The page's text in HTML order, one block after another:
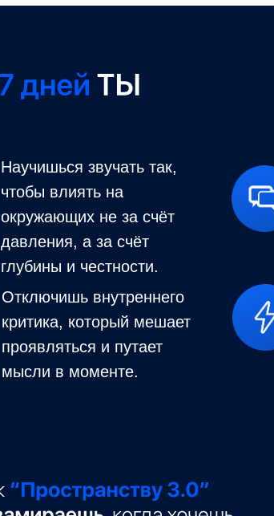
Научишься звучать так,
чтобы влиять на
окружающих не за счёт
давления, а за счёт
глубины и честности.
Отключишь внутреннего
критика, который мешает
проявляться и путает
мысли в моменте.